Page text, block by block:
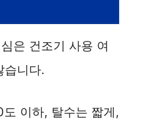
은 건조기 사용 여
습니다.
이하, 탈수는 짧게,